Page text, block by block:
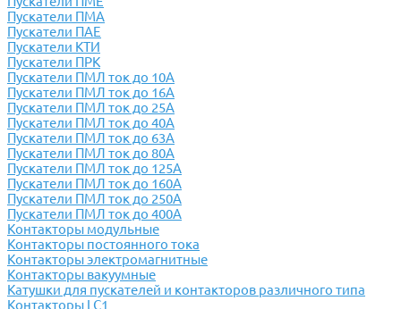
Пускатели ПМА
Пускатели ПАЕ
Пускатели КТИ
Пускатели ПРК
Пускатели ПМЛ ток до 10А
Пускатели ПМЛ ток до 16А
Пускатели ПМЛ ток до 25А
Пускатели ПМЛ ток до 40А
Пускатели ПМЛ ток до 63А
Пускатели ПМЛ ток до 80А
Пускатели ПМЛ ток до 125А
Пускатели ПМЛ ток до 160А
Пускатели ПМЛ ток до 250А
Пускатели ПМЛ ток до 400А
Контакторы модульные
Контакторы постоянного тока
Контакторы электромагнитные
Контакторы вакуумные
Катушки для пускателей и контакторов различного типа
Контакторы LC1